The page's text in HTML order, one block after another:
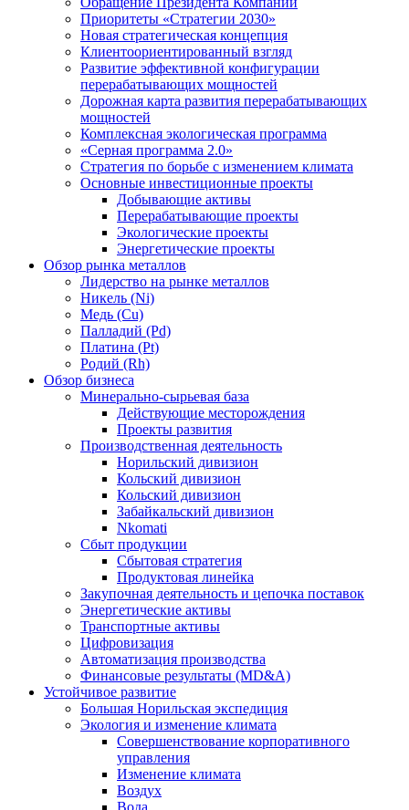
Приоритеты «Стратегии 2030»
Новая стратегическая концепция
Клиентоориентированный взгляд
Развитие эффективной конфигурации
перерабатывающих мощностей
Дорожная карта развития перерабатывающих
мощностей
Комплексная экологическая программа
«Серная программа 2.0»
Стратегия по борьбе с изменением климата
Основные инвестиционные проекты
Добывающие активы
Перерабатывающие проекты
Экологические проекты
Энергетические проекты
Обзор рынка металлов
Лидерство на рынке металлов
Никель (Ni)
Медь (Cu)
Палладий (Pd)
Платина (Pt)
Родий (Rh)
Обзор бизнеса
Минерально-сырьевая база
Действующие месторождения
Проекты развития
Производственная деятельность
Норильский дивизион
Кольский дивизион
Кольский дивизион
Забайкальский дивизион
Nkomati
Сбыт продукции
Сбытовая стратегия
Продуктовая линейка
Закупочная деятельность и цепочка поставок
Энергетические активы
Транспортные активы
Цифровизация
Автоматизация производства
Финансовые результаты (MD&A)
Устойчивое развитие
Большая Норильская экспедиция
Экология и изменение климата
Совершенствование корпоративного
управления
Изменение климата
Воздух
Вода